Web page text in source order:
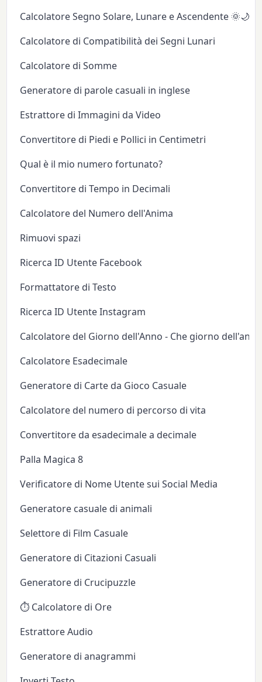
Calcolatore Segno Solare, Lunare e Ascendente 🌞🌙✨
Calcolatore di Compatibilità dei Segni Lunari
Calcolatore di Somme
Generatore di parole casuali in inglese
Estrattore di Immagini da Video
Convertitore di Piedi e Pollici in Centimetri
Qual è il mio numero fortunato?
Convertitore di Tempo in Decimali
Calcolatore del Numero dell'Anima
Rimuovi spazi
Ricerca ID Utente Facebook
Formattatore di Testo
Ricerca ID Utente Instagram
Calcolatore del Giorno dell'Anno - Che giorno
Calcolatore Esadecimale
Generatore di Carte da Gioco Casuale
Calcolatore del numero di percorso di vita
Convertitore da esadecimale a decimale
Palla Magica 8
Verificatore di Nome Utente sui Social Media
Generatore casuale di animali
Selettore di Film Casuale
Generatore di Citazioni Casuali
Generatore di Crucipuzzle
⏱️ Calcolatore di Ore
Estrattore Audio
Generatore di anagrammi